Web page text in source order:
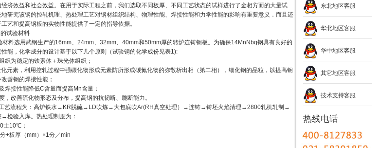
济效益和社会效益。在用于实际工程之前，我们选取不同板厚、不同工艺状态的试样进行了金相方而的大量试
研究该钢的控轧机理、热处理工艺对钢材组织结构、物理性能、焊接性能和力学性能的影响有重要意义．而且还
艺和提高钢板的实物性能提供了一定的指导依据。
试验材料
材料选用武钢生产的16mm、24mm、32mm、40mm和50mm厚的转炉连铸钢板。为确保14MnNbq钢具有良好的
能，化学成分的设计基于以下几个原则（试验钢的化学成份见表1):
织为稳定的铁素体＋珠光体组织；
元素，利用控轧过程中强碳化物形成元素防所形成碳氮化物的弥散析出相（第二相），细化钢的品粒，以提高钢
善钢的焊接性能；
焊接性能降低C含量而提高Mn含量；
，改善硫化物形态及分布，提高钢的抗韧断、脆断能力。
艺流程为：高炉铁水→KR脱硫→LD吹炼→大包底吹Ar(RH真空处理）→连铸→铸坯火焰清理→2800轧机轧制→
检验入库。热处理制度为：
士10℃；
+板厚（mm）×1分／min
东北地区客服
华北地区客服
华中地区客服
其它地区客服
技术支持客服
热线电话